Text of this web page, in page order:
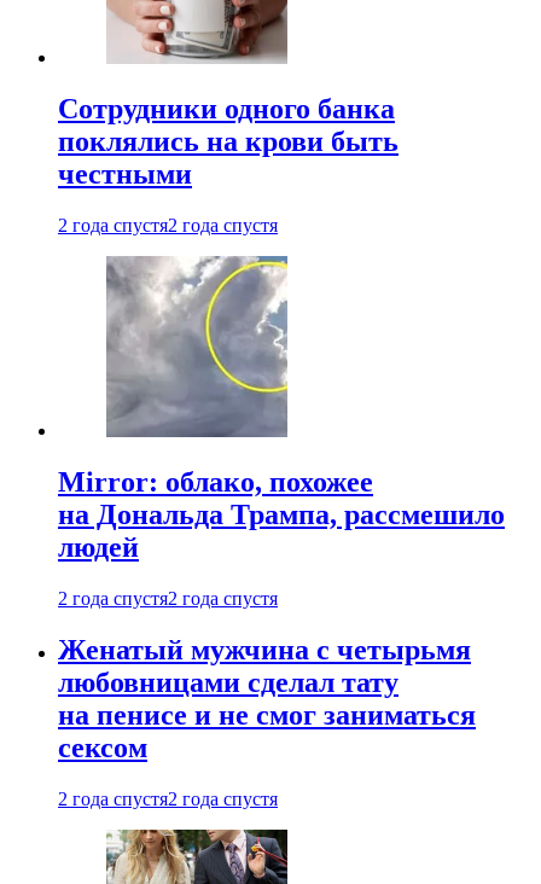
Сотрудники одного банка
поклялись на крови быть
честными
2 года спустя2 года спустя
Mirror: облако, похожее
на Дональда Трампа, рассмешило
людей
2 года спустя2 года спустя
Женатый мужчина с четырьмя
любовницами сделал тату
на пенисе и не смог заниматься
сексом
2 года спустя2 года спустя